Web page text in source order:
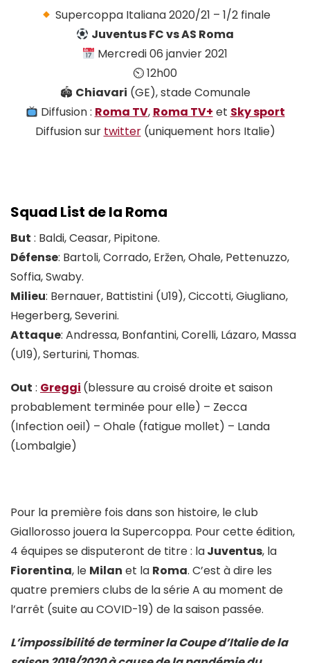
Supercoppa Italiana 2020/21 – 1/2 finale
Juventus FC vsAS Roma
Mercredi 06 janvier 2021
⏲ 12h00
🏟 Chiavari (GE), stade Comunale
Diffusion : Roma TV, Roma TV+ et Sky sport
Diffusion sur twitter(uniquement hors Italie)
Squad List de la Roma
But : Baldi, Ceasar, Pipitone.
Défense: Bartoli, Corrado, Eržen, Ohale, Pettenuzzo,
Soffia, Swaby.
Milieu: Bernauer, Battistini (U19), Ciccotti, Giugliano,
Hegerberg, Severini.
Attaque: Andressa, Bonfantini, Corelli, Lázaro, Massa
(U19), Serturini, Thomas.
Out : Greggi (blessure au croisé droite et saison
probablement terminée pour elle) – Zecca
(Infection oeil) – Ohale (fatigue mollet) – Landa
(Lombalgie)
Pour la première fois dans son histoire, le club
Giallorosso jouera la Supercoppa. Pour cette édition,
4 équipes se disputeront de titre : laJuventus, la
Fiorentina, le Milan et la Roma. C’est à dire les
quatre premiers clubs de la série A au moment de
l’arrêt (suite au COVID-19) de la saison passée.
L’impossibilité de terminer la Coupe d’Italie de la